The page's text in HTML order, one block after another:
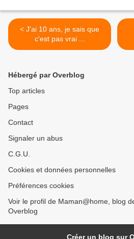
< J'ai 10 ans, je sais que
c'est pas vrai ...
Hébergé par Overblog
Top articles
Pages
Contact
Signaler un abus
C.G.U.
Cookies et données personnelles
Préférences cookies
Voir le profil de Maman@home, blog
Overblog
Créer un blog sur